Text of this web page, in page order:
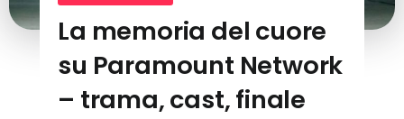
La memoria del cuore
su Paramount Network
– trama, cast, finale